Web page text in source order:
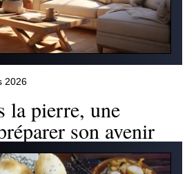
2026
la pierre, une
son avenir